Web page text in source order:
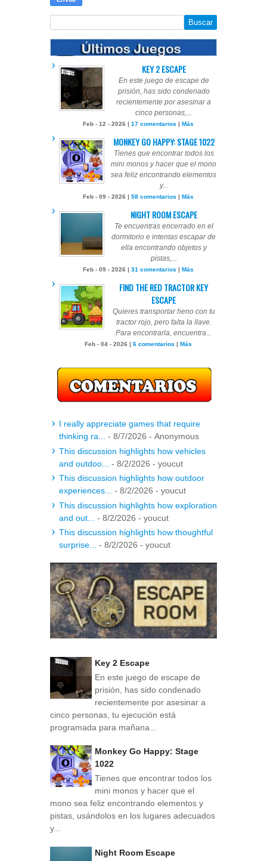
KEY 2 ESCAPE
En este juego de escape de
prisión, has sido condenado
recientemente por asesinar a
cinco personas,...
Feb - 12 - 2026 | 17 comentarios | Más
MONKEY GO HAPPY: STAGE 1022
Tienes que encontrar todos los
mini monos y hacer que el mono
sea feliz encontrando elementos
y...
Feb - 09 - 2026 | 58 comentarios | Más
NIGHT ROOM ESCAPE
Te encuentras encerrado en el
dormitorio e intentas escapar de
ella encontrando objetos y
pistas,...
Feb - 09 - 2026 | 31 comentarios | Más
FIND THE RED TRACTOR KEY
ESCAPE
Quieres transportar heno con tu
tractor rojo, pero falta la llave.
Para encontrarla, encuentra...
Feb - 04 - 2026 | 6 comentarios | Más
I really appreciate games that require
thinking ra...
- 8/7/2026 - Anonymous
This discussion highlights how vehicles
and outdoo...
- 8/2/2026 - youcut
This discussion highlights how outdoor
experiences...
- 8/2/2026 - youcut
This discussion highlights how exploration
and out...
- 8/2/2026 - youcut
This discussion highlights how thoughtful
surprise...
- 8/2/2026 - youcut
Key 2 Escape
En este juego de escape de
prisión, has sido condenado
recientemente por asesinar a
cinco personas, tu ejecución está
programada para mañana...
Monkey Go Happy: Stage
1022
Tienes que encontrar todos los
mini monos y hacer que el
mono sea feliz encontrando elementos y
pistas, usándolos en los lugares adecuados
y...
Night Room Escape